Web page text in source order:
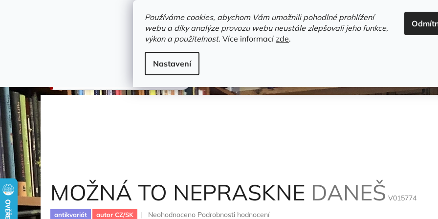
Používáme cookies, abychom Vám umožnili pohodlné prohlížení
webu a díky analýze provozu webu neustále zlepšovali jeho funkce,
výkon a použitelnost. Více informacízde.
Nastavení
HLEDAT
Novinky Trvalky a bestsellery
MOŽNÁ TO NEPRASKNEDaneš
MOŽNÁ TO NEPRASKNE DANEŠ V015774
antikvariát autor CZ/SK
Průměrné
Neohodnoceno Podrobnosti hodnocení